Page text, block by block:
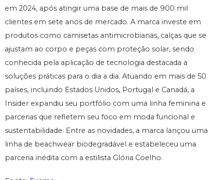
em 2024, após atingir uma base de mais de 900 mil
clientes em sete anos de mercado. A marca investe em
produtos como camisetas antimicrobianas, calças que se
ajustam ao corpo e peças com proteção solar, sendo
conhecida pela aplicação de tecnologia destacada a
soluções práticas para o dia a dia. Atuando em mais de 50
países, incluindo Estados Unidos, Portugal e Canadá, a
Insider expandiu seu portfólio com uma linha feminina e
parcerias que refletem seu foco em moda funcional e
sustentabilidade. Entre as novidades, a marca lançou uma
linha de beachwear biodegradável e estabeleceu uma
parceria inédita com a estilista Glória Coelho.